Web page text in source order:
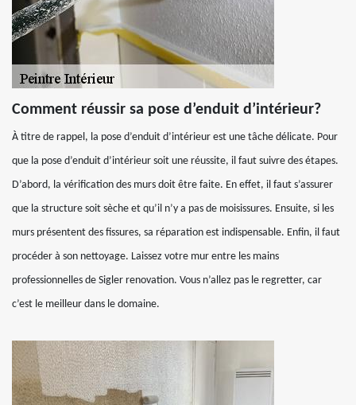
Comment réussir sa pose d’enduit d’intérieur?
À titre de rappel, la pose d’enduit d’intérieur est une tâche délicate. Pour
que la pose d’enduit d’intérieur soit une réussite, il faut suivre des étapes.
D’abord, la vérification des murs doit être faite. En effet, il faut s’assurer
que la structure soit sèche et qu’il n’y a pas de moisissures. Ensuite, si les
murs présentent des fissures, sa réparation est indispensable. Enfin, il faut
procéder à son nettoyage. Laissez votre mur entre les mains
professionnelles de Sigler renovation. Vous n’allez pas le regretter, car
c’est le meilleur dans le domaine.